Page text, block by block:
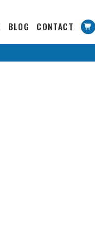
BLOG CONTACT